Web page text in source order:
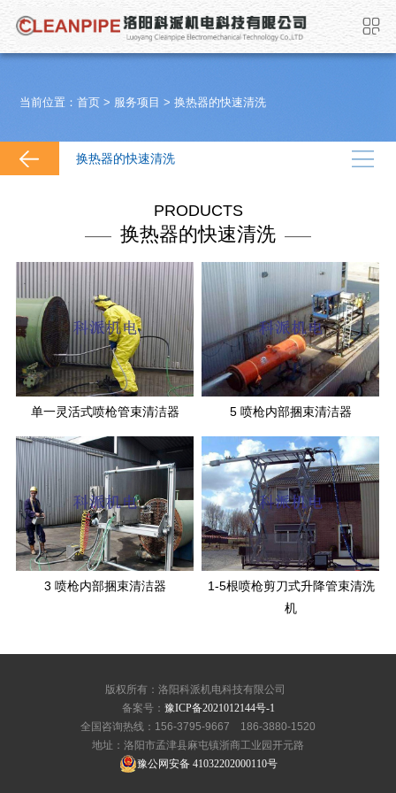
当前位置：首页 > 服务项目 >换热器的快速清洗
换热器的快速清洗
PRODUCTS
换热器的快速清洗
单一灵活式喷枪管束清洁器 5 喷枪内部捆束清洁器
3 喷枪内部捆束清洁器
1-5根喷枪剪刀式升降管束清洗
机
版权所有：洛阳科派机电科技有限公司
备案号： 豫ICP备2021012144号-1
全国咨询热线：156-3795-9667 186-3880-1520
地址：洛阳市孟津县麻屯镇浙商工业园开元路
豫公网安备 41032202000110号